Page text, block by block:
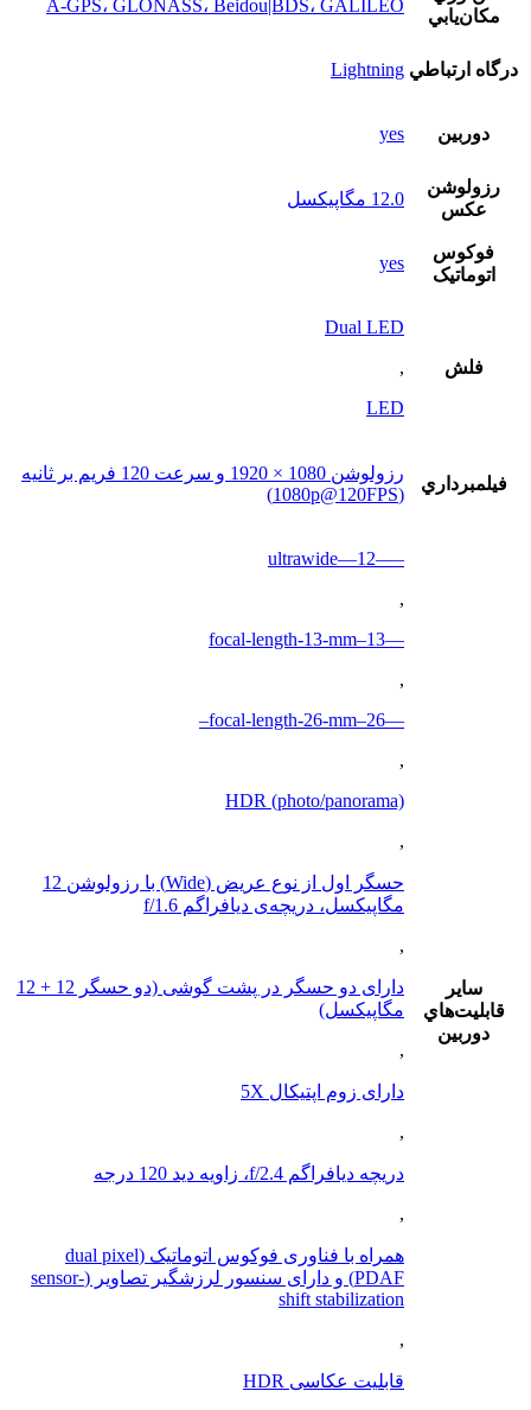
مکان‌يابي
A-GPS، GLONASS، Beidou|BDS، GALILEO
درگاه ارتباطي Lightning
دوربين yes
رزولوشن
عکس
12.0 مگاپيکسل
فوکوس
اتوماتيک
yes
فلش
Dual LED
,
LED
فيلمبرداري
رزولوشن 1080 × 1920 و سرعت 120 فریم بر ثانیه
(1080p@120FPS)
ساير
قابليت‌هاي
دوربين
—–ultrawide—12
,
—13–focal-length-13-mm
,
—26–focal-length-26-mm–
,
HDR (photo/panorama)
,
حسگر اول از نوع عریض (Wide) با رزولوشن 12
مگاپیکسل، دریچه‌ی دیافراگم f/1.6
,
دارای دو حسگر در پشت گوشی (دو حسگر 12 + 12
مگاپیکسل)
,
دارای زوم اپتیکال 5X
,
دریچه دیافراگم f/2.4، زاویه دید 120 درجه
,
همراه با فناوری فوکوس اتوماتیک (dual pixel
PDAF) و دارای سنسور لرزشگیر تصاویر (sensor-
shift stabilization
,
قابلیت عکاسی HDR